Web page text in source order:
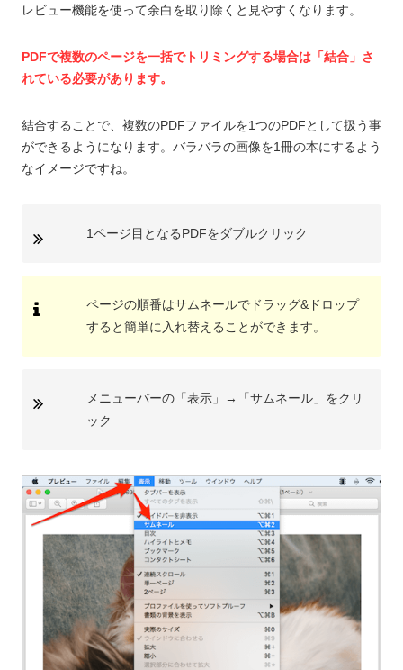
レビュー機能を使って余白を取り除くと見やすくなります。
PDFで複数のページを一括でトリミングする場合は「結合」さ
れている必要があります。
結合することで、複数のPDFファイルを1つのPDFとして扱う事
ができるようになります。バラバラの画像を1冊の本にするよう
なイメージですね。
1ページ目となるPDFをダブルクリック
ページの順番はサムネールでドラッグ&ドロップ
すると簡単に入れ替えることができます。
メニューバーの「表示」→「サムネール」をクリ
ック